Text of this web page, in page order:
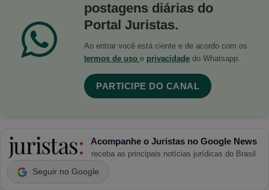
postagens diárias do
Portal Juristas.
Ao entrar você está ciente e de acordo com os
termos de uso e privacidade do Whatsapp.
PARTICIPE DO CANAL
Acompanhe o Juristas no Google News
receba as principais notícias jurídicas do Brasil
Seguir no Google